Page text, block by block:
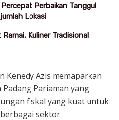
Perbaikan Tanggul
Lokasi
Kuliner Tradisional
Kenedy Azis memaparkan
Pariaman yang
fiskal yang kuat untuk
sektor